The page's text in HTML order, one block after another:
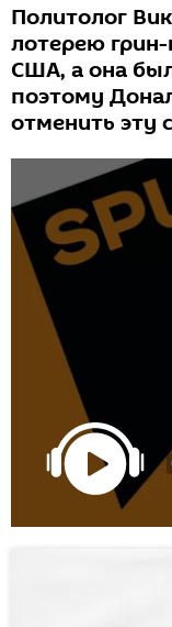
Политолог
лотерею
США, а она
поэтому
отменить эту